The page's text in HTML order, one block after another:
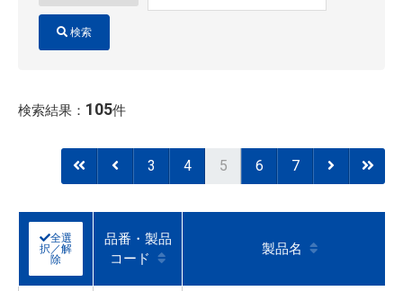
検索
検索結果： 105件
3 4 5 6 7
全選
択／解
除
品番・製品
コード
製品名